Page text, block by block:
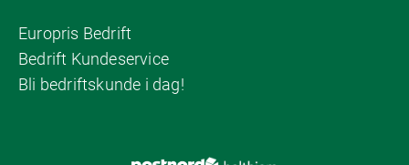
Europris Bedrift
Bedrift Kundeservice
Bli bedriftskunde i dag!